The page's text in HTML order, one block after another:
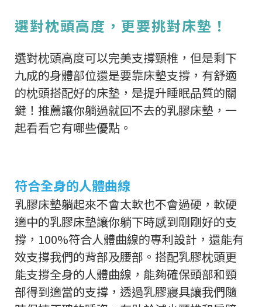
選對枕頭高度，更要挑對床墊！
選對枕頭高度可以完美支撐頸椎，但是剩下
九成的身體部位還是要靠床墊支撐，有舒適
的枕頭搭配好的床墊，是提升睡眠品質的關
鍵！推薦讓你躺過就回不去的乳膠床墊，一
起看看它有哪些優點。
符合全身的人體曲線
乳膠床墊躺起來不會太軟也不會過硬，軟硬
適中的乳膠床墊讓你躺下時感到剛剛好的支
撐，100%符合人體曲線的專利設計，還能有
效支撐我們的背部及腰部。搭配乳膠枕頭更
能支撐全身的人體曲線，能夠確保頭部和頸
部得到適當的支撐，透過乳膠寢具讓我們隨